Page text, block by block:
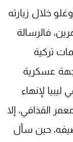
خلال زيارته
فالرسالة
تركية
عسكرية
لإنهاء
القذافي، إلا
حين سأل